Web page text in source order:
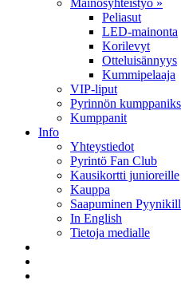
Mainosyhteistyö »
Peliasut
LED-mainonta
Korilevyt
Otteluisännyys
Kummipelaaja
VIP-liput
Pyrinnön
Kumppanit
Info
Yhteystiedot
Pyrintö Fan Club
Kausikortti junioreille
Kauppa
Saapuminen
In English
Tietoja medialle